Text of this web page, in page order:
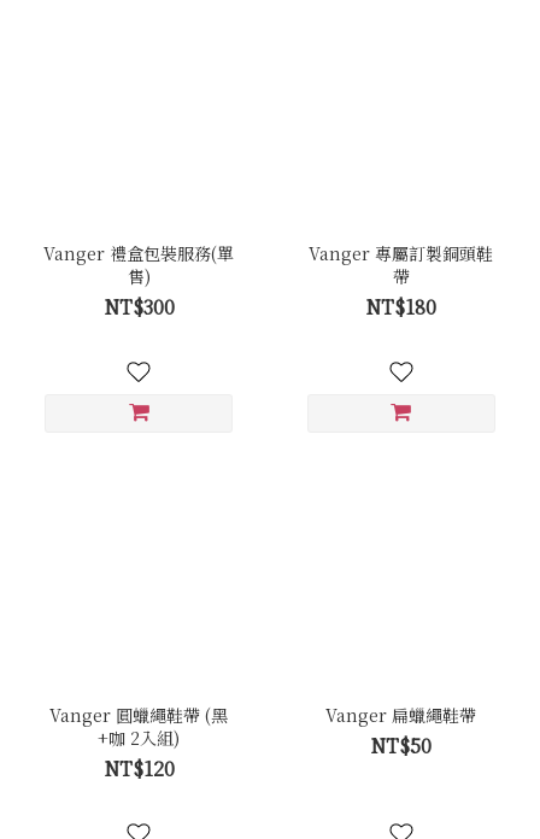
Vanger 禮盒包裝服務(單
售)
NT$300
Vanger 專屬訂製銅頭鞋
帶
NT$180
Vanger 圓蠟繩鞋帶 (黑
+咖 2入組)
NT$120
Vanger 扁蠟繩鞋帶
NT$50